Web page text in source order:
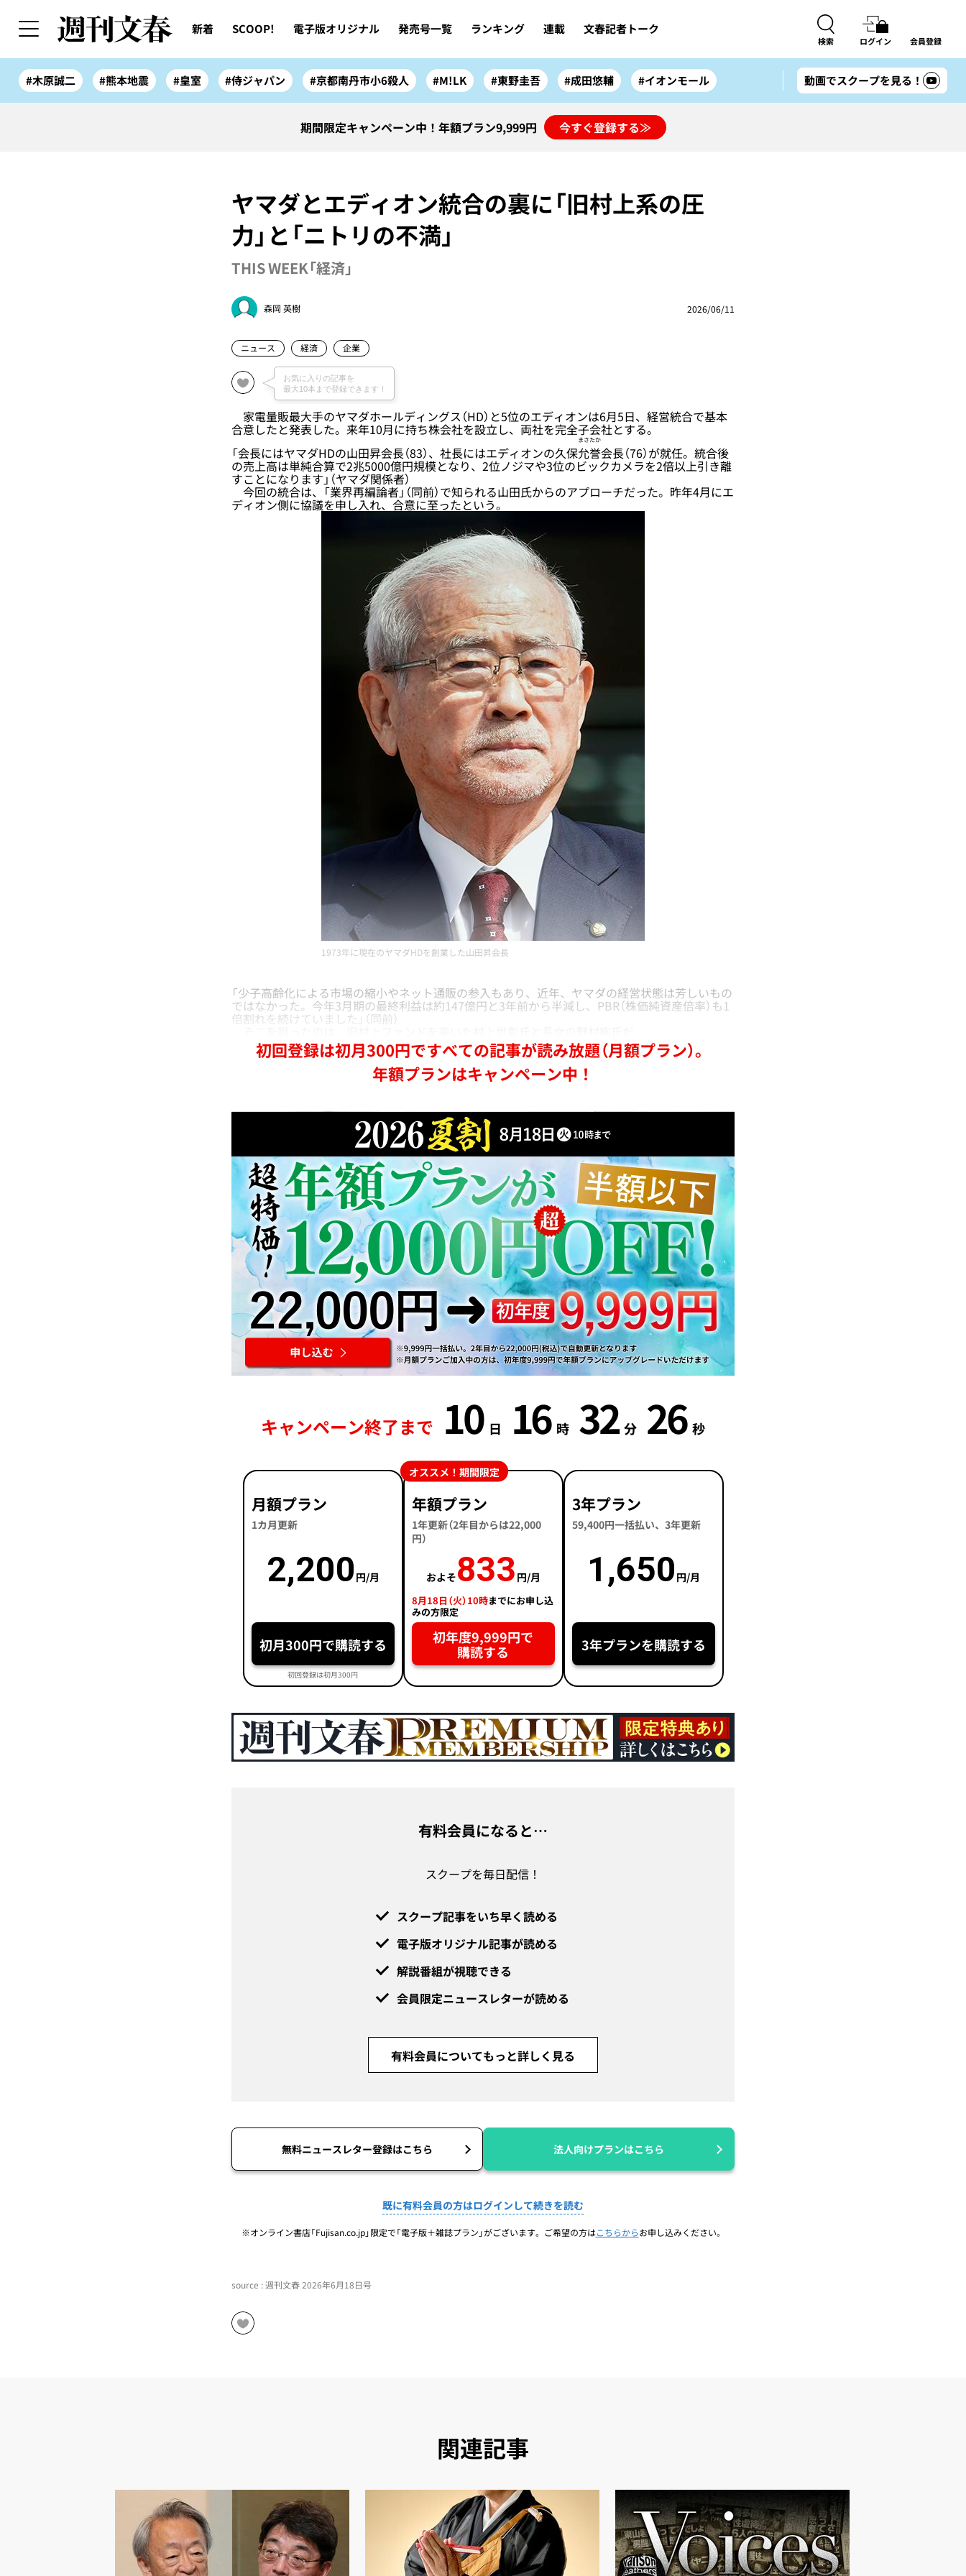
新着 SCOOP! 電子版オリジナル 発売号一覧 ランキング 連載 文春記者トーク
検索 ログイン 会員登録
#木原誠二 #熊本地震 #皇室 #侍ジャパン #京都南丹市小6殺人 #M!LK #東野圭吾 #成田悠輔 #イオンモール 動画でスクープを見る！
期間限定キャンペーン中！年額プラン9,999円 今すぐ登録する≫
ヤマダとエディオン統合の裏に「旧村上系の圧
力」と「ニトリの不満」
THIS WEEK「経済」
森岡 英樹 2026/06/11
ニュース 経済 企業
家電量販最大手のヤマダホールディングス（HD）と5位のエディオンは6月5日、経営統合で基本
合意したと発表した。来年10月に持ち株会社を設立し、両社を完全子会社とする。
「会長にはヤマダHDの山田昇会長（83）、社長にはエディオンの久保允
まさ
誉
たか
会長（76）が就任。統合後
の売上高は単純合算で2兆5000億円規模となり、2位ノジマや3位のビックカメラを2倍以上引き離
すことになります」（ヤマダ関係者）
今回の統合は、「業界再編論者」（同前）で知られる山田氏からのアプローチだった。昨年4月にエ
ディオン側に協議を申し入れ、合意に至ったという。
1973年に現在のヤマダHDを創業した山田昇会長
「少子高齢化による市場の縮小やネット通販の参入もあり、近年、ヤマダの経営状態は芳しいもの
ではなかった。今年3月期の最終利益は約147億円と3年前から半減し、PBR（株価純資産倍率）も1
倍割れを続けていました」（同前）
初回登録は初月300円ですべての記事が読み放題（月額プラン）。
年額プランはキャンペーン中！
キャンペーン終了まで 10 日 16 時 32 分 25 秒
月額プラン
1カ月更新
2,200 円/月
初月300円で購読する
初回登録は初月300円
年額プラン
1年更新（2年目からは22,000
円）
およそ833 円/月
8月18日（火）10時までにお申し込
みの方限定
初年度9,999円で
購読する
オススメ！期間限定
3年プラン
59,400円一括払い、3年更新
1,650 円/月
3年プランを購読する
有料会員になると…
スクープを毎日配信！
スクープ記事をいち早く読める
電子版オリジナル記事が読める
解説番組が視聴できる
会員限定ニュースレターが読める
有料会員についてもっと詳しく見る
無料ニュースレター登録はこちら 法人向けプランはこちら
既に有料会員の方はログインして続きを読む
※オンライン書店「Fujisan.co.jp」限定で「電子版＋雑誌プラン」がございます。ご希望の方はこちらからお申し込みください。
source : 週刊文春 2026年6月18日号
関連記事